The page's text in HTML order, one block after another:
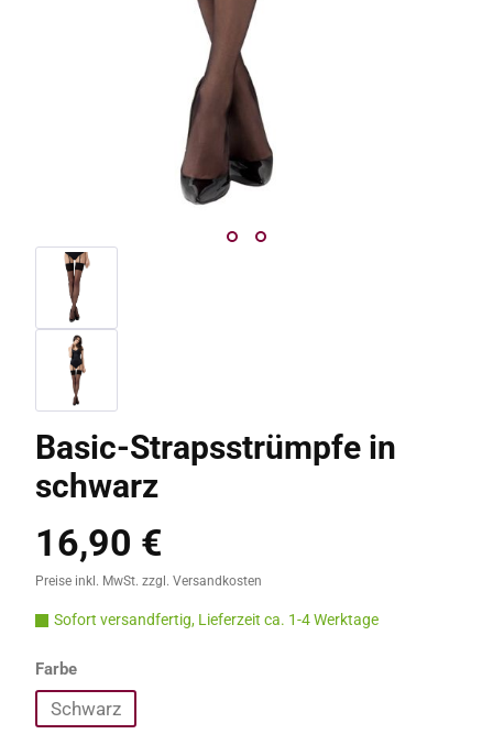
Basic-Strapsstrümpfe in
schwarz
Regulärer Preis:
16,90 €
Preise inkl. MwSt. zzgl. Versandkosten
Sofort versandfertig, Lieferzeit ca. 1-4 Werktage
Farbeauswählen
Schwarz